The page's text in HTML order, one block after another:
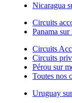
Nicaragua
Circuits
Panama sur
Circuits
Circuits
Pérou sur
Toutes nos
Uruguay